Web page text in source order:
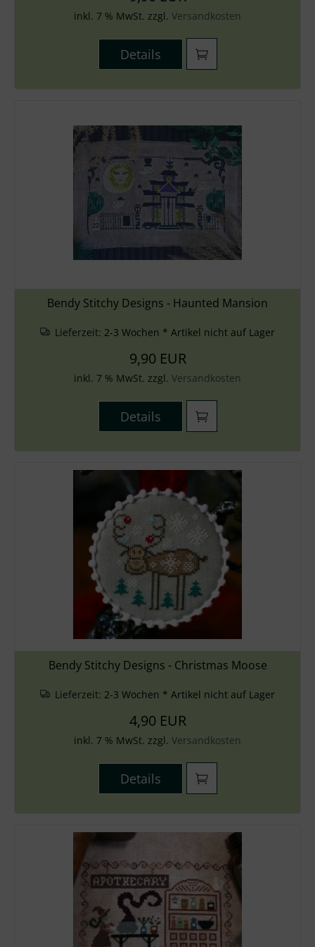
inkl. 7 % MwSt. zzgl. Versandkosten
Details
Bendy Stitchy Designs - Haunted Mansion
Lieferzeit: 2-3 Wochen * Artikel nicht auf Lager
9,90 EUR
inkl. 7 % MwSt. zzgl. Versandkosten
Details
Bendy Stitchy Designs - Christmas Moose
Lieferzeit: 2-3 Wochen * Artikel nicht auf Lager
4,90 EUR
inkl. 7 % MwSt. zzgl. Versandkosten
Details